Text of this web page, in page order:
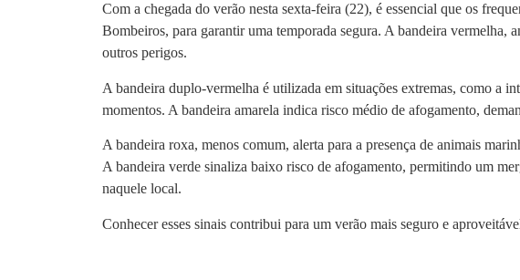
Com a chegada do verão nesta sexta-feira (22), é essencial que os
Bombeiros, para garantir uma temporada segura. A bandeira vermelha,
outros perigos.
A bandeira duplo-vermelha é utilizada em situações extremas, como a
momentos. A bandeira amarela indica risco médio de afogamento,
A bandeira roxa, menos comum, alerta para a presença de animais
A bandeira verde sinaliza baixo risco de afogamento, permitindo um
naquele local.
Conhecer esses sinais contribui para um verão mais seguro e